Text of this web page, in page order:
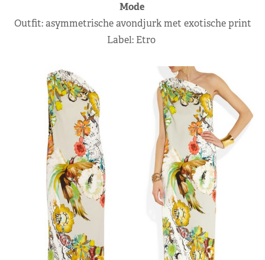
Mode
Outfit: asymmetrische avondjurk met exotische print
Label: Etro